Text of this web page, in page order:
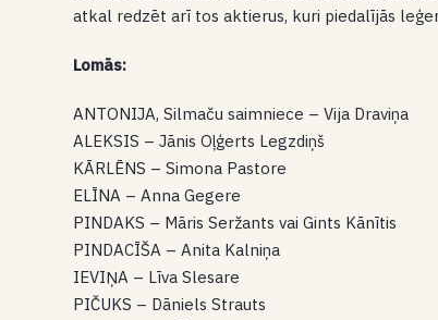
atkal redzēt arī tos aktierus, kuri piedalījās
Lomās:
ANTONIJA, Silmaču saimniece – Vija Draviņa
ALEKSIS – Jānis Oļģerts Legzdiņš
KĀRLĒNS – Simona Pastore
ELĪNA – Anna Gegere
PINDAKS – Māris Seržants vai Gints Kānītis
PINDACĪŠA – Anita Kalniņa
IEVIŅA – Līva Slesare
PIČUKS – Dāniels Strauts